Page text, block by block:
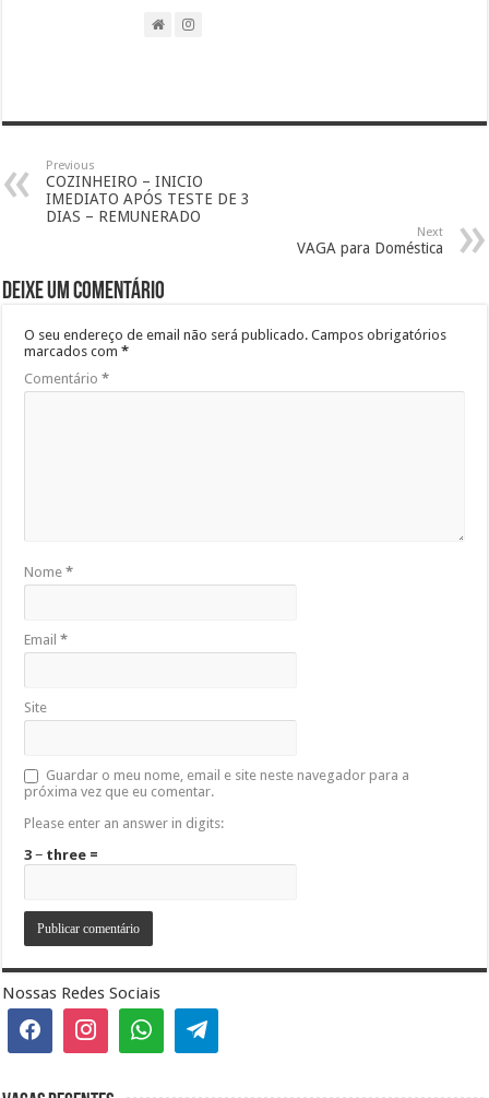
Previous
COZINHEIRO – INICIO
IMEDIATO APÓS TESTE DE 3
DIAS – REMUNERADO
Next
VAGA para Doméstica
Deixe um comentário
O seu endereço de email não será publicado. Campos obrigatórios
marcados com*
Comentário*
Nome*
Email*
Site
Guardar o meu nome, email e site neste navegador para a
próxima vez que eu comentar.
Please enter an answer in digits:
3 − three =
Nossas Redes Sociais